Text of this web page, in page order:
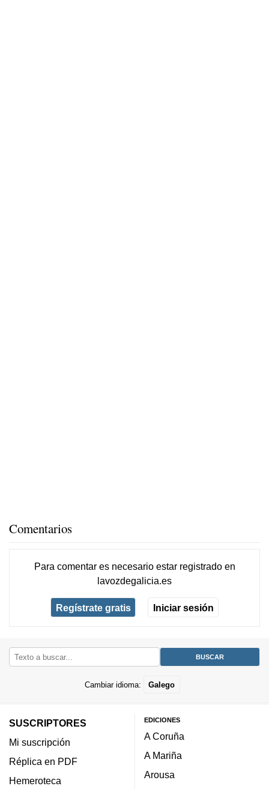
Comentarios
Para comentar es necesario estar registradoen
lavozdegalicia.es
Regístrate gratis Iniciar sesión
Cambiar idioma: Galego
SUSCRIPTORES
Mi suscripción
Réplica en PDF
Hemeroteca
EDICIONES
A Coruña
A Mariña
Arousa